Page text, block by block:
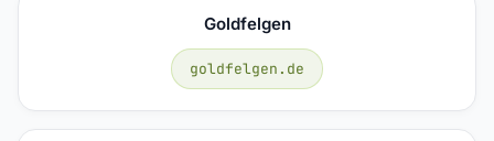
Goldfelgen
goldfelgen.de